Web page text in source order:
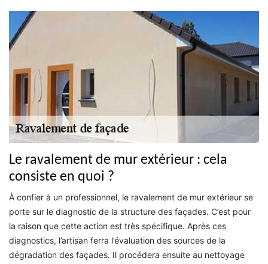
Le ravalement de mur extérieur : cela
consiste en quoi ?
À confier à un professionnel, le ravalement de mur extérieur se
porte sur le diagnostic de la structure des façades. C’est pour
la raison que cette action est très spécifique. Après ces
diagnostics, l’artisan ferra l’évaluation des sources de la
dégradation des façades. Il procédera ensuite au nettoyage